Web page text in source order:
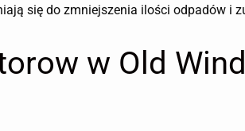
się do zmniejszenia ilości odpadów i
w Old